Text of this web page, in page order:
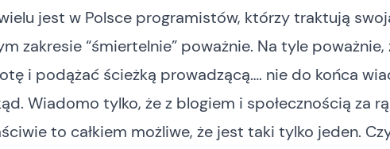
jest w Polsce programistów, którzy traktują
zakresie “śmiertelnie” poważnie. Na tyle
i podążać ścieżką prowadzącą…. nie do końca
Wiadomo tylko, że z blogiem i społecznością za
to całkiem możliwe, że jest taki tylko jeden.